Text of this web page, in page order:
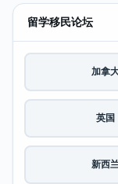
留学移民论坛
加拿
英国
新西